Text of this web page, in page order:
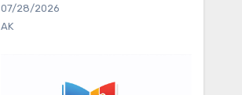
07/28/2026
AK